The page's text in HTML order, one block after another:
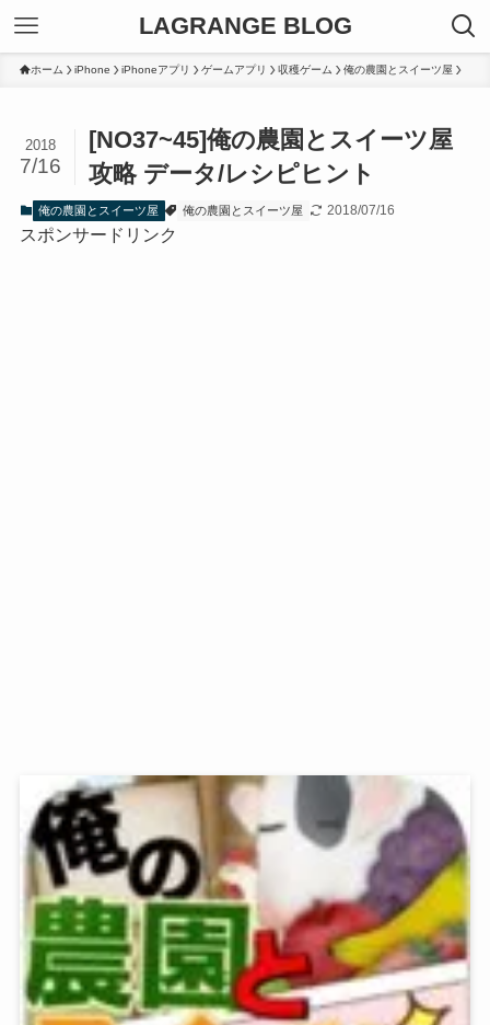
LAGRANGE BLOG
ホーム iPhone iPhoneアプリ ゲームアプリ 収穫ゲーム 俺の農園とスイーツ屋
[NO37~45]俺の農園とスイーツ屋
攻略 データ/レシピヒント
2018
7/16
俺の農園とスイーツ屋 俺の農園とスイーツ屋 2018/07/16
スポンサードリンク